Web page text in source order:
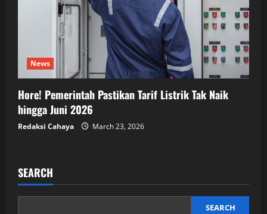
News
Hore! Pemerintah Pastikan Tarif Listrik Tak Naik
hingga Juni 2026
Redaksi Cahaya March 23, 2026
SEARCH
SEARCH